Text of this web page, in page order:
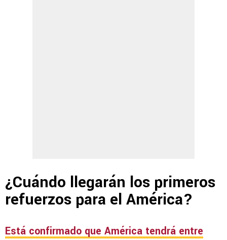
¿Cuándo llegarán los primeros
refuerzos para el América?
Está confirmado que América tendrá entre